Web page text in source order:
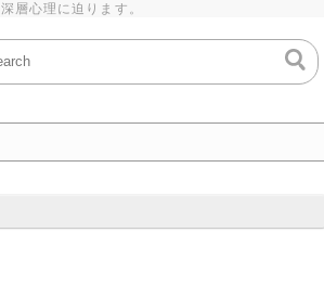
層心理に迫ります。